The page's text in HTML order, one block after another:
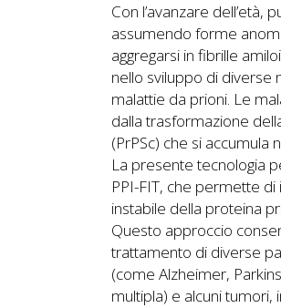
Con l’avanzare
assumendo forme
aggregarsi in fibrille
nello sviluppo di diverse
malattie da prioni. Le
dalla trasformazione
(PrPSc) che si accumula
La presente tecnologia
PPI-FIT, che permette
instabile della proteina
Questo approccio
trattamento di diverse
(come Alzheimer,
multipla) e alcuni tumori,